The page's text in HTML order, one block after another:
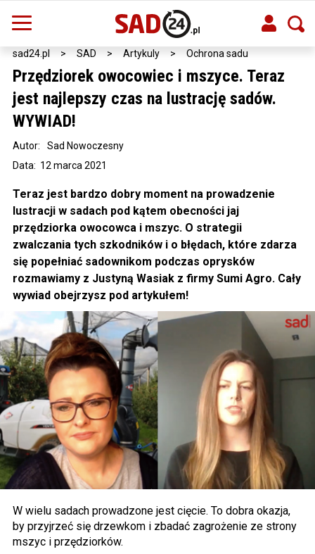
sad24.pl > SAD > Artykuly > Ochrona sadu
Przędziorek owocowiec i mszyce. Teraz
jest najlepszy czas na lustrację sadów.
WYWIAD!
Data: 12 marca 2021
Autor: Sad Nowoczesny
Teraz jest bardzo dobry moment na prowadzenie
lustracji w sadach pod kątem obecności jaj
przędziorka owocowca i mszyc. O strategii
zwalczania tych szkodników i o błędach, które zdarza
się popełniać sadownikom podczas oprysków
rozmawiamy z Justyną Wasiak z firmy Sumi Agro. Cały
wywiad obejrzysz pod artykułem!
W wielu sadach prowadzone jest cięcie. To dobra okazja,
by przyjrzeć się drzewkom i zbadać zagrożenie ze strony
mszyc i przędziorków.